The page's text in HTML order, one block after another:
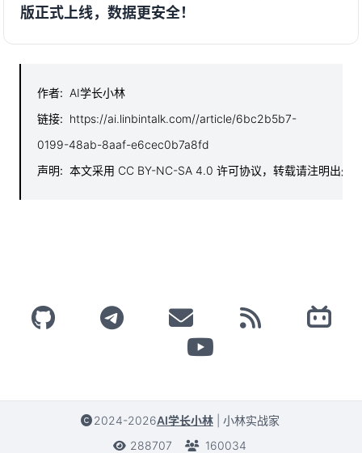
版正式上线，数据更安全！
作者: AI学长小林
链接: https://ai.linbintalk.com//article/6bc2b5b7-
0199-48ab-8aaf-e6cec0b7a8fd
声明: 本文采用 CC BY-NC-SA 4.0 许可协议，转载请注明出处
2024-2026AI学长小林
小林实战家
288707
160034